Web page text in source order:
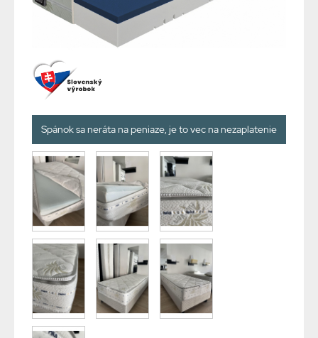
Spánok sa neráta na peniaze, je to vec na nezaplatenie